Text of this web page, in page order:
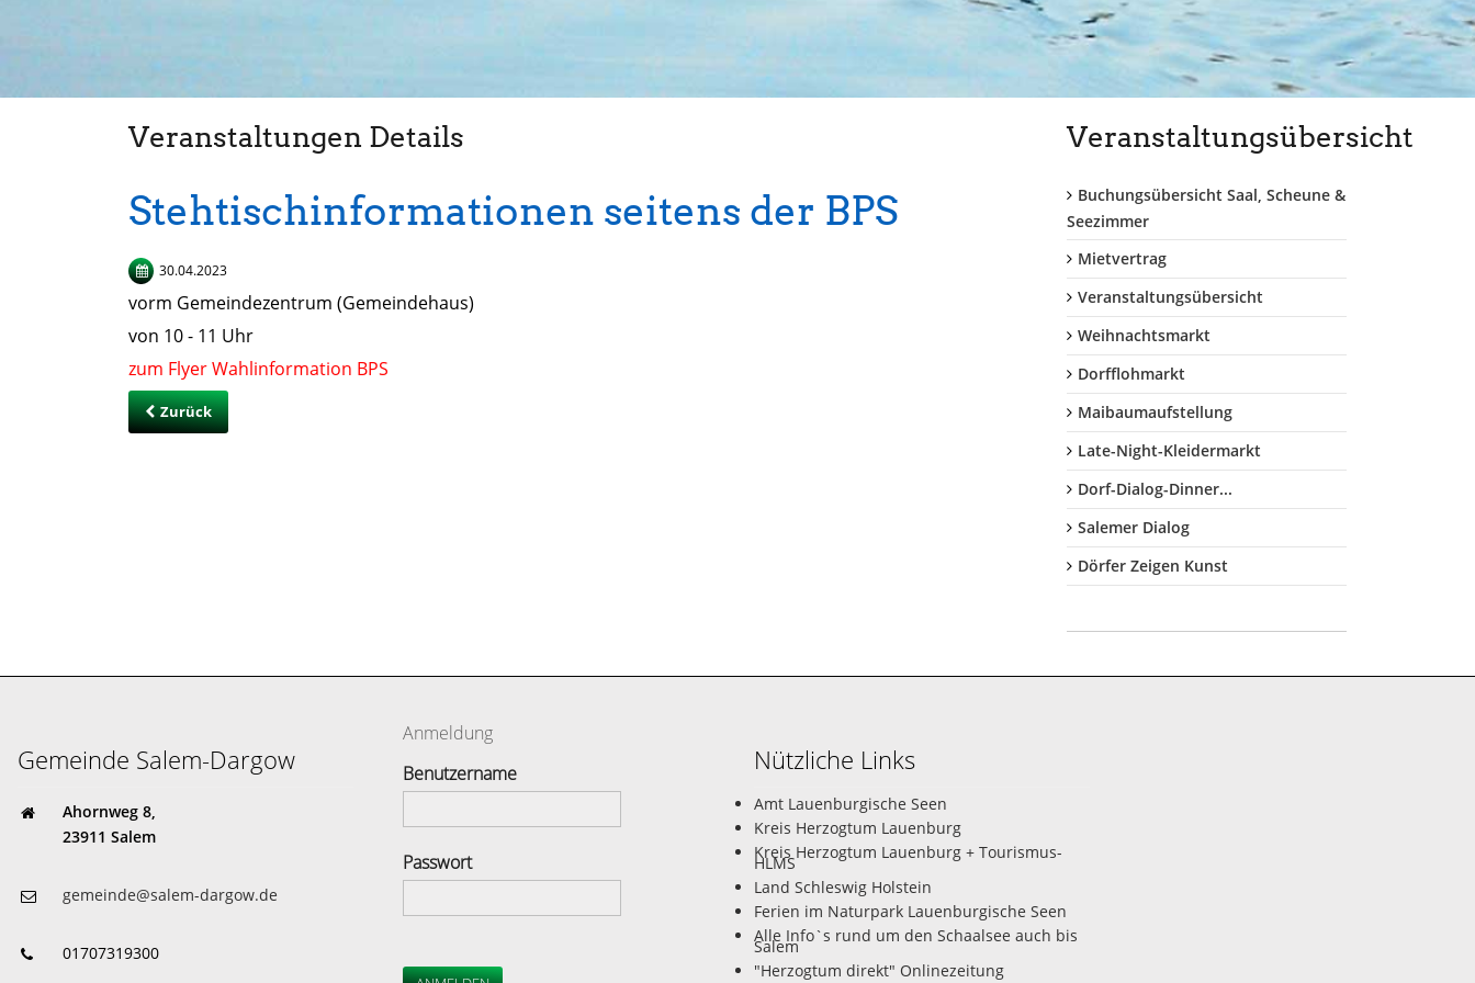
Veranstaltungen Details
Stehtischinformationen seitens der BPS
30.04.2023
vorm Gemeindezentrum (Gemeindehaus)
von 10 - 11 Uhr
zum Flyer Wahlinformation BPS
Zurück
Veranstaltungsübersicht
Buchungsübersicht Saal, Scheune &
Seezimmer
Mietvertrag
Veranstaltungsübersicht
Weihnachtsmarkt
Dorfflohmarkt
Maibaumaufstellung
Late-Night-Kleidermarkt
Dorf-Dialog-Dinner...
Salemer Dialog
Dörfer Zeigen Kunst
Gemeinde Salem-Dargow
Ahornweg 8,
23911 Salem
gemeinde@salem-dargow.de
01707319300
Anmeldung
Benutzername
Passwort
Nützliche Links
Amt Lauenburgische Seen
Kreis Herzogtum Lauenburg
Kreis Herzogtum Lauenburg + Tourismus-
HLMS
Land Schleswig Holstein
Ferien im Naturpark Lauenburgische Seen
Alle Info`s rund um den Schaalsee auch bis
Salem
"Herzogtum direkt" Onlinezeitung